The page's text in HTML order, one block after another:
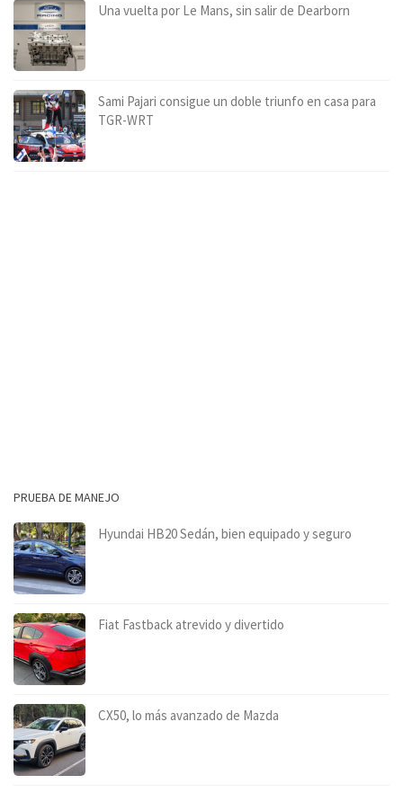
Una vuelta por Le Mans, sin salir de Dearborn
Sami Pajari consigue un doble triunfo en casa para
TGR-WRT
PRUEBA DE MANEJO
Hyundai HB20 Sedán, bien equipado y seguro
Fiat Fastback atrevido y divertido
CX50, lo más avanzado de Mazda